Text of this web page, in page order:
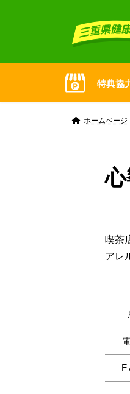
特典協
ホームページ
喫茶
アレ